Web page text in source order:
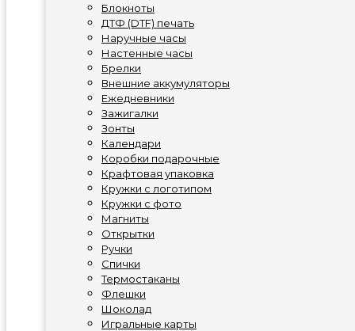
Блокноты
ДТФ (DTF) печать
Наручные часы
Настенные часы
Брелки
Внешние аккумуляторы
Ежедневники
Зажигалки
Зонты
Календари
Коробки подарочные
Крафтовая упаковка
Кружки с логотипом
Кружки с фото
Магниты
Открытки
Ручки
Спички
Термостаканы
Флешки
Шоколад
Игральные карты